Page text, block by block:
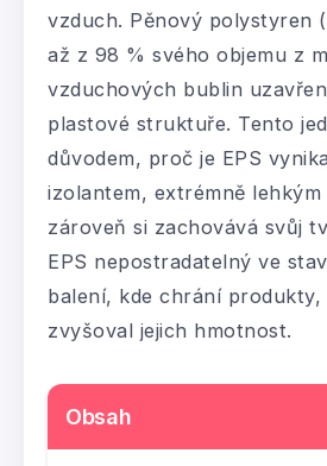
vzduch. Pěnový polystyren
až z 98 % svého objemu z
vzduchových bublin
plastové struktuře. Tento
důvodem, proč je EPS
izolantem, extrémně lehkým
zároveň si zachovává svůj
EPS nepostradatelný ve
balení, kde chrání produkty,
zvyšoval jejich hmotnost.
Obsah